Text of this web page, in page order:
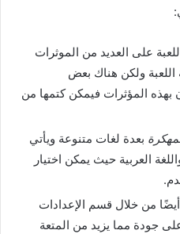
على العديد من الموثرات
اللعبة ولكن هناك بعض
بهذه المؤثرات فيمكن كتمها من
بعدة لغات متنوعة ويأتي
العربية حيث يمكن اختيار
من خلال قسم الإعدادات
جودة مما يزيد من المتعة